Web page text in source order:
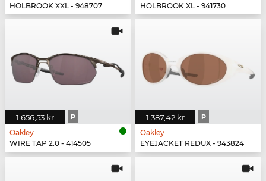
HOLBROOK XXL - 948707
HOLBROOK XL - 941730
1.656,53 kr. P
Oakley
WIRE TAP 2.0 - 414505
1.387,42 kr. P
Oakley
EYEJACKET REDUX - 943824